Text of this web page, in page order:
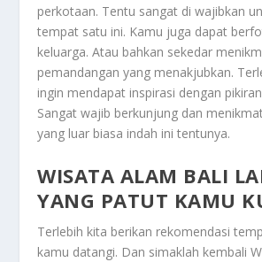
perkotaan. Tentu sangat di wajibkan
tempat satu ini. Kamu juga dapat
keluarga. Atau bahkan sekedar
pemandangan yang menakjubkan.
ingin mendapat inspirasi dengan
Sangat wajib berkunjung dan
yang luar biasa indah ini tentunya.
WISATA ALAM BALI
YANG PATUT KAMU
Terlebih kita berikan rekomendasi
kamu datangi. Dan simaklah kembali